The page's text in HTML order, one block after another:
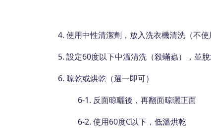
4. 使用中性清潔劑，放入洗衣機清洗（不
5. 設定60度以下中溫清洗（殺蟎蟲），並脫
6. 晾乾或烘乾（選一即可）
6-1. 反面晾曬後，再翻面晾曬正面
6-2. 使用60度C以下，低溫烘乾